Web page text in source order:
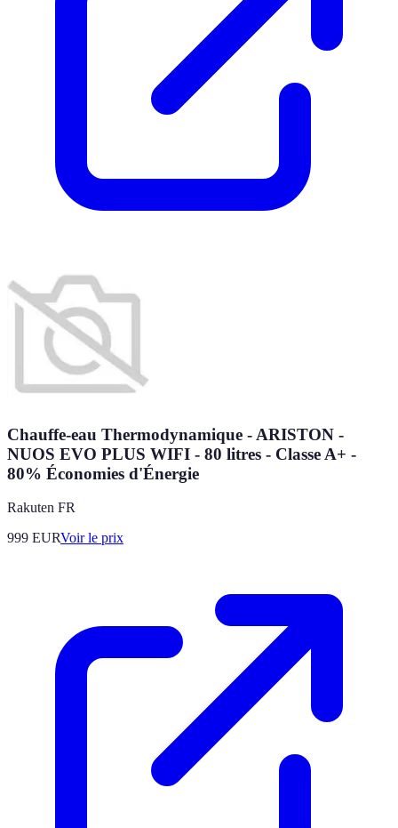
Chauffe-eau Thermodynamique - ARISTON -
NUOS EVO PLUS WIFI - 80 litres - Classe A+ -
80% Économies d'Énergie
Rakuten FR
999 EURVoir le prix